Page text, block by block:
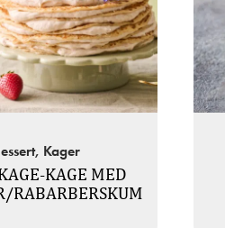
Kager
KAGE MED
RABARBERSKUM